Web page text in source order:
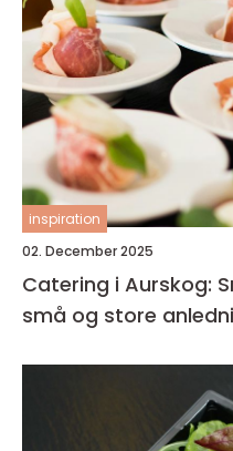
inspiration
02. December 2025
Catering i Aurskog:
små og store